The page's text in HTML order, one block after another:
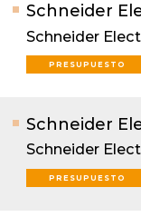
Schneider
Schneider
PRESUPUESTO
Schneider
Schneider
PRESUPUESTO